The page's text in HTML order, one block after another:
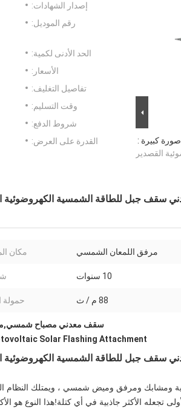
صورة كبيرة :
القصدير
إصدار الشهادات:
رقم الموديل:
الحد الأدنى لكمية:
الأسعار:
تفاصيل التغليف:
وقت التسليم:
شروط الدفع:
القدرة على العرض:
سقف جبل للطاقة الشمسية الكهروضوئية
مرفق اللمعان الشمسي مكان
10 سنوات
88 م / ث حمولة
سقف معدني مصباح
Solar Flashing Attachment
سقف جبل للطاقة الشمسية الكهروضوئية
تجعله الأكثر جاذبية في أي كتلة!هذا النوع هو